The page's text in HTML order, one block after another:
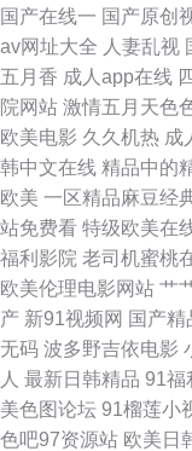
婷婷丁香国产精品 伊人
婷色综合网 伊人大香蕉
天堂传媒 人妻精品久久
视频 精品色在线观看 国
片 日韩轮理A 日韩免费
欧韩美日综合 久久成人
莓 狼人久久伊人 久久精
不卡的av网站在线 97资
国产在线一 国产原创
av网址大全 人妻乱视
五月香 成人app在线
院网站 激情五月天色
欧美电影 久久机热 成
韩中文在线 精品中的
欧美 一区精品麻豆经
站免费看 特级欧美在
福利影院 老司机蜜桃
欧美伦理电影网站 艹
产 新91视频网 国产精
无码 波多野吉依电影
人 最新日韩精品 91福
美色图论坛 91榴莲小
色吧97资源站 欧美日